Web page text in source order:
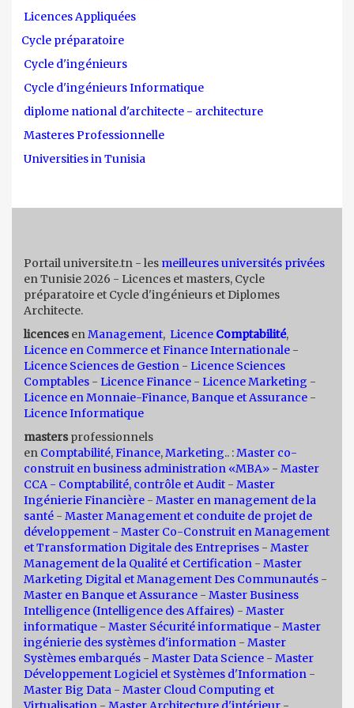
Licences Appliquées
Cycle préparatoire
Cycle d'ingénieurs
Cycle d'ingénieurs Informatique
diplome national d'architecte - architecture
Masteres Professionnelle
Universities in Tunisia
Portail universite.tn - les meilleures universités privées
en Tunisie 2026 - Licences et masters, Cycle
préparatoire et Cycle d'ingénieurs et Diplomes
Architecte.
licences enManagement, Licence Comptabilité,
Licence en Commerce et Finance Internationale -
Licence Sciences de Gestion - Licence Sciences
Comptables - Licence Finance - Licence Marketing -
Licence en Monnaie-Finance, Banque et Assurance -
Licence Informatique
masters professionnels
en Comptabilité,Finance,Marketing.. :Master co-
construit en business administration «MBA» - Master
CCA - Comptabilité, contrôle et Audit - Master
Ingénierie Financière - Master en management de la
santé - Master Management et conduite de projet de
développement - Master Co-Construit en Management
et Transformation Digitale des Entreprises - Master
Management de la Qualité et Certification - Master
Marketing Digital et Management Des Communautés -
Master en Banque et Assurance - Master Business
Intelligence (Intelligence des Affaires) - Master
informatique - Master Sécurité informatique - Master
ingénierie des systèmes d'information - Master
Systèmes embarqués - Master Data Science - Master
Développement Logiciel et Systèmes d'Information -
Master Big Data - Master Cloud Computing et